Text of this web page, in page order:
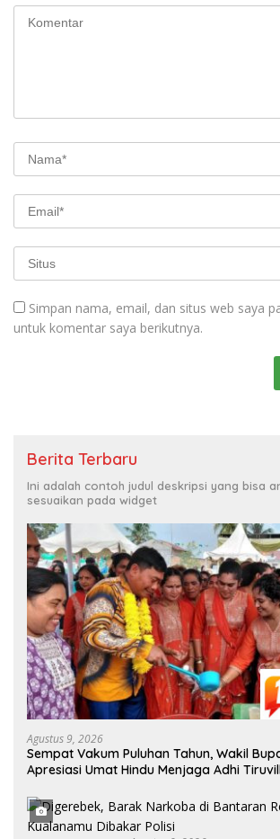
Simpan nama, email, dan situs web saya
untuk komentar saya berikutnya.
Berita Terbaru
Ini adalah contoh judul deskripsi yang bisa
sesuaikan pada widget
Agustus 9, 2026
Sempat Vakum Puluhan Tahun, Wakil
Apresiasi Umat Hindu Menjaga Adhi